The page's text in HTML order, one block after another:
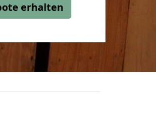
erhalten